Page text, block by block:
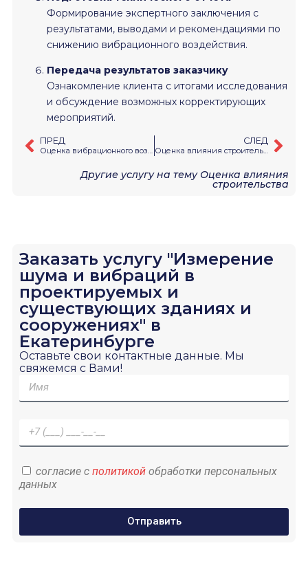
Формирование экспертного заключения с
результатами, выводами и рекомендациями по
снижению вибрационного воздействия.
Передача результатов заказчику
Ознакомление клиента с итогами исследования
и обсуждение возможных корректирующих
мероприятий.
ПРЕД
Оценка вибрационного воздействия строительства и железнодорожного транспорта на здания
СЛЕД
Оценка влияния строительства
Другие услугу на тему Оценка влияния
строительства
Заказать услугу "Измерение
шума и вибраций в
проектируемых и
существующих зданиях и
сооружениях" в
Екатеринбурге
Оставьте свои контактные данные. Мы
свяжемся с Вами!
согласие с политикой обработки персональных
данных
Отправить